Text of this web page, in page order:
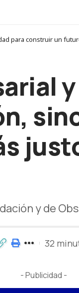
y de
32
- Publicidad -